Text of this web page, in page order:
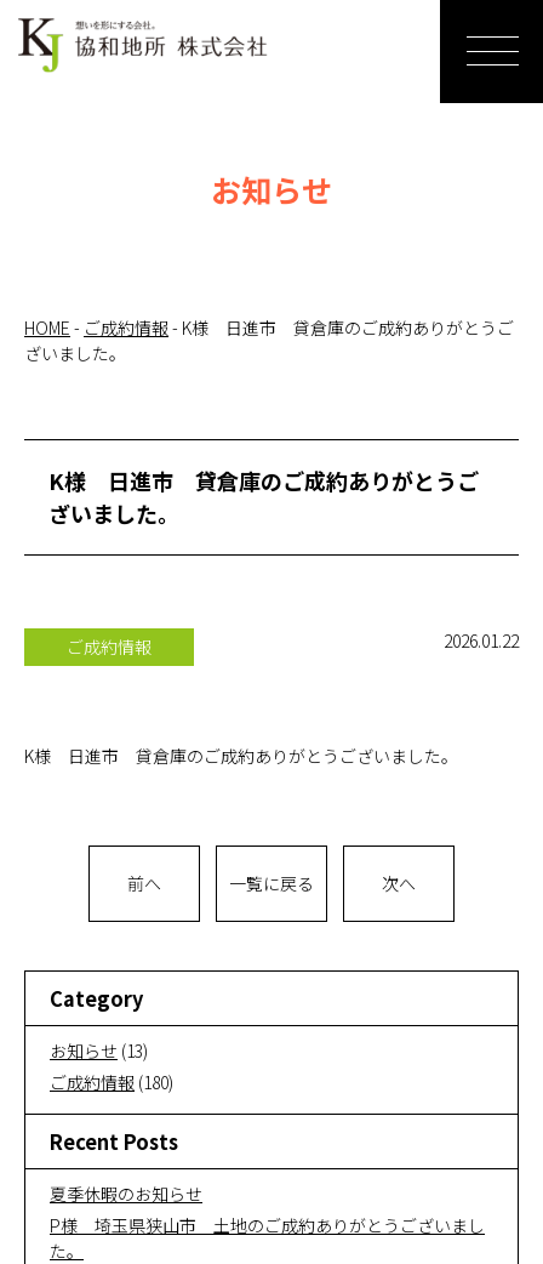
ホーム
サービス
紹介
お知らせ
HOME - ご成約情報 - K様 日進市 貸倉庫のご成約ありがとうご
ざいました。
K様 日進市 貸倉庫のご成約ありがとうご
ざいました。
ご成約情報 2026.01.22
K様 日進市 貸倉庫のご成約ありがとうございました。
前へ 一覧に戻る 次へ
Category
お知らせ (13)
ご成約情報 (180)
Recent Posts
夏季休暇のお知らせ
P様 埼玉県狭山市 土地のご成約ありがとうございまし
た。